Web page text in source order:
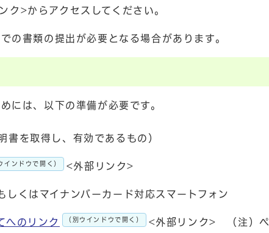
ク>からアクセスしてください。
の書類の提出が必要となる場合があります。
には、以下の準備が必要です。
書を取得し、有効であるもの）
インドウで開く） <外部リンク>
くはマイナンバーカード対応スマートフォン
へのリンク （別ウインドウで開く）
<外部リンク> （注）ペ